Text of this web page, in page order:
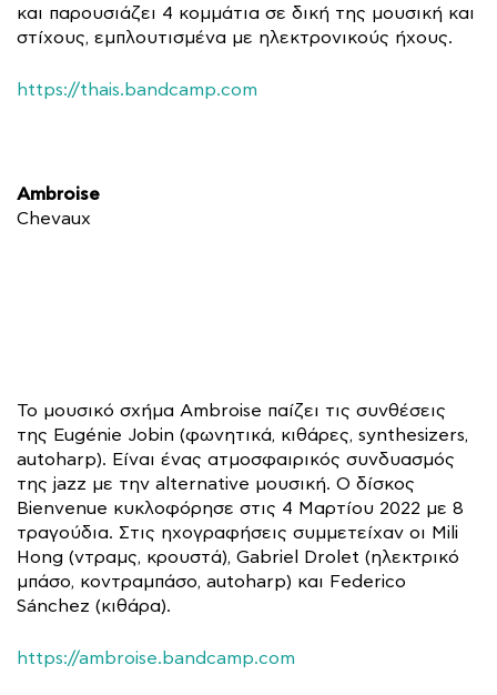
και παρουσιάζει 4 κομμάτια σε δική της μουσική και
στίχους, εμπλουτισμένα με ηλεκτρονικούς ήχους.
https://thais.bandcamp.com
Ambroise
Chevaux
Το μουσικό σχήμα Ambroise παίζει τις συνθέσεις
της Eugénie Jobin (φωνητικά, κιθάρες, synthesizers,
autoharp). Είναι ένας ατμοσφαιρικός συνδυασμός
της jazz με την alternative μουσική. Ο δίσκος
Bienvenue κυκλοφόρησε στις 4 Μαρτίου 2022 με 8
τραγούδια. Στις ηχογραφήσεις συμμετείχαν οι Mili
Hong (ντραμς, κρουστά), Gabriel Drolet (ηλεκτρικό
μπάσο, κοντραμπάσο, autoharp) και Federico
Sánchez (κιθάρα).
https://ambroise.bandcamp.com